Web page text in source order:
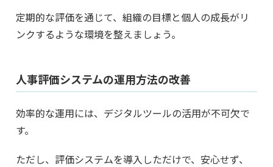
定期的な評価を通じて、組織の目標と個人の成長がリ
ンクするような環境を整えましょう。
人事評価システムの運用方法の改善
効率的な運用には、デジタルツールの活用が不可欠で
す。
ただし、評価システムを導入しただけで、安心せず、